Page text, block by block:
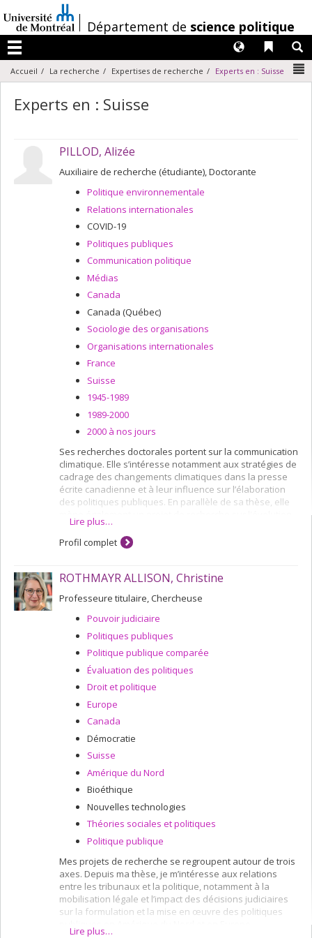
au
contenu
/Département de science politique
Menu
Liens
Langues
Accueil La recherche Expertises de recherche Experts en : Suisse
Experts en : Suisse
PILLOD, Alizée
Auxiliaire de recherche (étudiante), Doctorante
Politique environnementale
Relations internationales
COVID-19
Politiques publiques
Communication politique
Médias
Canada
Canada (Québec)
Sociologie des organisations
Organisations internationales
France
Suisse
1945-1989
1989-2000
2000 à nos jours
Ses recherches doctorales portent sur la communication
climatique. Elle s’intéresse notamment aux stratégies de
cadrage des changements climatiques dans la presse
écrite canadienne et à leur influence sur l’élaboration
des politiques publiques. En parallèle de sa thèse, elle
des pratiques environnementales dans l'organisation
de méga-événements sportifs tels que les Jeux
olympiques.
Lire plus…
Profil complet
ROTHMAYR ALLISON, Christine
Professeure titulaire, Chercheuse
Pouvoir judiciaire
Politiques publiques
Politique publique comparée
Évaluation des politiques
Droit et politique
Europe
Canada
Démocratie
Suisse
Amérique du Nord
Bioéthique
Nouvelles technologies
Théories sociales et politiques
Politique publique
Mes projets de recherche se regroupent autour de trois
axes. Depuis ma thèse, je m’intéresse aux relations
entre les tribunaux et la politique, notamment à la
mobilisation légale et l’impact des décisions judiciaires
sur la formulation et la mise en œuvre des politiques
Lire plus…